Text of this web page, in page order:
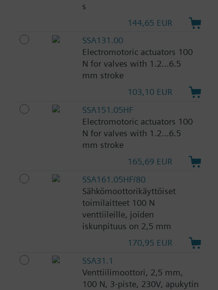
s
144,65 EUR
SSA131.00
Electromotoric actuators 100
N for valves with 1.2...6.5
mm stroke
103,10 EUR
SSA151.05HF
Electromotoric actuators 100
N for valves with 1.2...6.5
mm stroke
165,69 EUR
SSA161.05HF/80
Sähkömoottorikäyttöiset
toimilaitteet 100 N
venttiileille, joiden
iskunpituus on 2,5 mm
170,95 EUR
SSA31.1
Venttiilimoottori, 2,5 mm,
100 N, 3-piste, 230V, apukytin